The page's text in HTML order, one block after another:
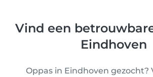
Vind een
Eindhoven
Oppas in Eindhoven gezocht?